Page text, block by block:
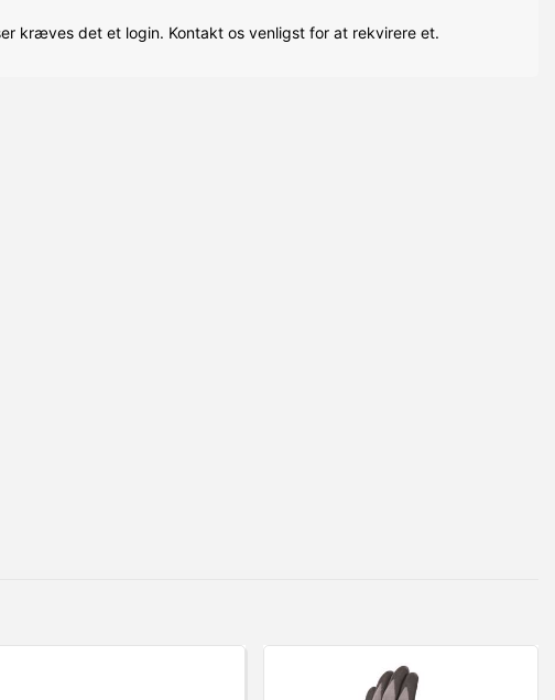
kræves det et login. Kontakt os venligst for at rekvirere et.